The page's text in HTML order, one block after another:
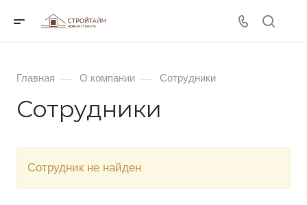
Главная — О компании — Сотрудники
Сотрудники
Cотрудник не найден